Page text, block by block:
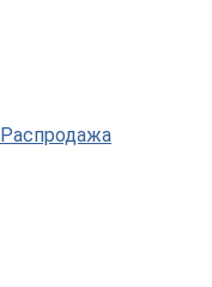
Распродажа